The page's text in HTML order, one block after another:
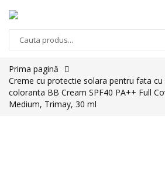
Prima pagină
Creme cu protectie solara pentru fata cu
coloranta BB Cream SPF40 PA++ Full
Medium, Trimay, 30 ml